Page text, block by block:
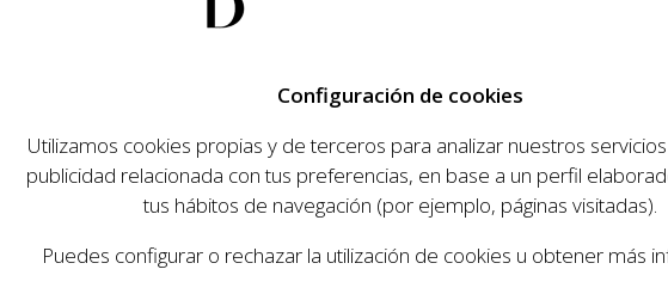
tiene como objetivo dar a
modista, su relevancia
contemporaneidad de su legado.
se realizan cursos y
de ocio que
3 4
Configuración de cookies
Utilizamos cookies propias y de terceros para analizar nuestros
publicidad relacionada con tus preferencias, en base a un perfil
tus hábitos de navegación (por ejemplo, páginas visitadas).
Puedes configurar o rechazar la utilización de cookies u obtener más